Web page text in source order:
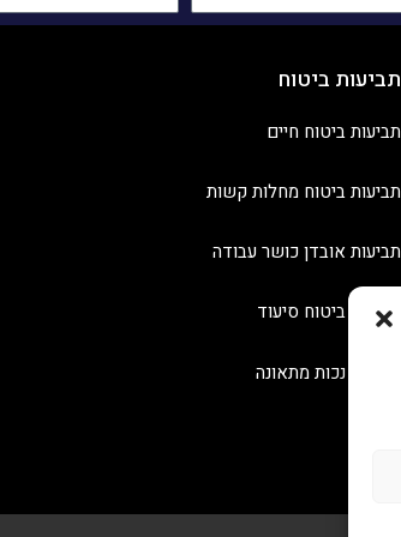
תביעות ביטוח
תביעות ביטוח חיים
תביעות ביטוח מחלות קשות
תביעות אובדן כושר עבודה
תביעות ביטוח סיעוד
תביעות נכות מתאונה